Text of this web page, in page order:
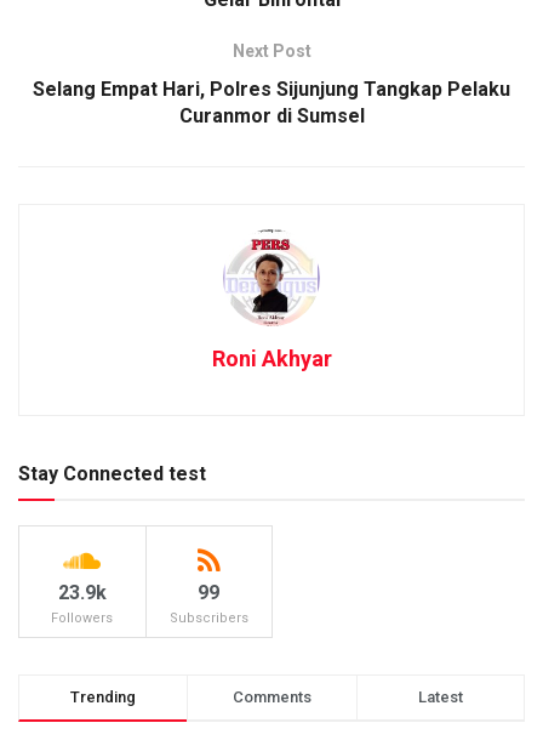
Next Post
Selang Empat Hari, Polres Sijunjung Tangkap Pelaku
Curanmor di Sumsel
Roni Akhyar
Stay Connected test
23.9k
Followers
99
Subscribers
Trending Comments Latest